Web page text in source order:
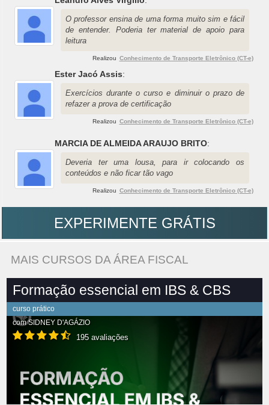
O professor ensina de uma forma muito sim e fácil
de entender. Poderia ter material de apoio para
leitura
Realizou Conhecimento de Transporte Eletrônico (CT-e)
Ester Jacó Assis:
Exercícios durante o curso e diminuir o prazo de
refazer a prova de certificação
Realizou Conhecimento de Transporte Eletrônico (CT-e)
MARCIA DE ALMEIDA ARAUJO BRITO:
Deveria ter uma lousa, para ir colocando os
conteúdos e não ficar tão vago
Realizou Conhecimento de Transporte Eletrônico (CT-e)
EXPERIMENTE GRÁTIS
MAIS CURSOS DA ÁREA FISCAL
Formação essencial em IBS & CBS
curso prático
comSIDNEY D'AGÁZIO
195 avaliações